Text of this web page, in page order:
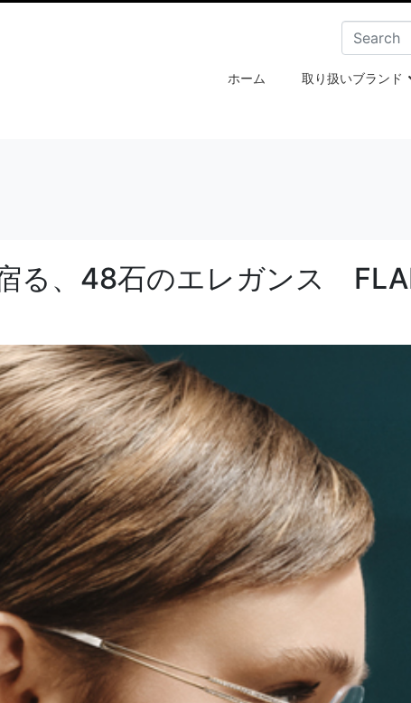
ホーム 取り扱いブランド
、48石のエレガンス